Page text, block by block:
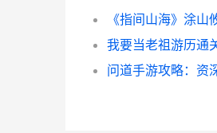
《指间山海》涂山
我要当老祖游历通